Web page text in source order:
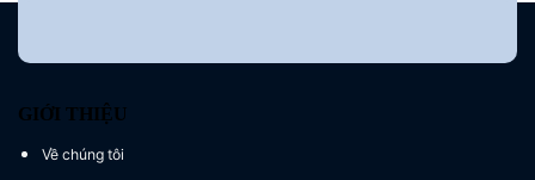
GIỚI THIỆU
Về chúng tôi